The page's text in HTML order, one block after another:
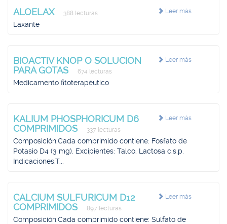
Leer más
ALOELAX 388 lecturas
Laxante
Leer más
BIOACTIV KNOP O SOLUCION
PARA GOTAS
674 lecturas
Medicamento fitoterapéutico
Leer más
KALIUM PHOSPHORICUM D6
COMPRIMIDOS
337 lecturas
Composición.Cada comprimido contiene: Fosfato de
Potasio D4 (3 mg). Excipientes: Talco, Lactosa c.s.p.
Indicaciones.T...
Leer más
CALCIUM SULFURICUM D12
COMPRIMIDOS
897 lecturas
Composición.Cada comprimido contiene: Sulfato de